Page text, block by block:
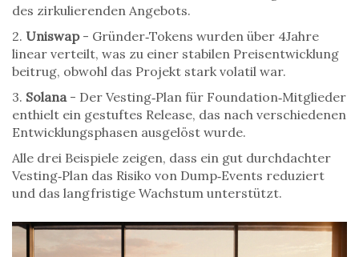
des zirkulierenden Angebots.
2. Uniswap- Gründer‑Tokens wurden über 4Jahre
linear verteilt, was zu einer stabilen Preisentwicklung
beitrug, obwohl das Projekt stark volatil war.
3. Solana- Der Vesting‑Plan für Foundation‑Mitglieder
enthielt ein gestuftes Release, das nach verschiedenen
Entwicklungsphasen ausgelöst wurde.
Alle drei Beispiele zeigen, dass ein gut durchdachter
Vesting‑Plan das Risiko von Dump‑Events reduziert
und das langfristige Wachstum unterstützt.